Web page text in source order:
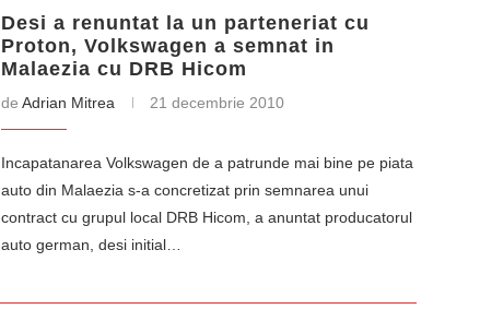
Desi a renuntat la un parteneriat cu
Proton, Volkswagen a semnat in
Malaezia cu DRB Hicom
de Adrian Mitrea 21 decembrie 2010
Incapatanarea Volkswagen de a patrunde mai bine pe piata
auto din Malaezia s-a concretizat prin semnarea unui
contract cu grupul local DRB Hicom, a anuntat producatorul
auto german, desi initial…